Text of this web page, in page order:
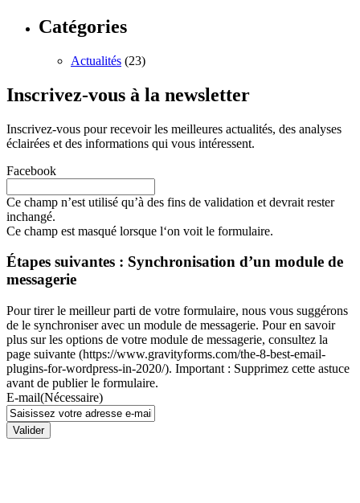
Catégories
Actualités (23)
Inscrivez-vous à la newsletter
Inscrivez-vous pour recevoir les meilleures actualités, des analyses
éclairées et des informations qui vous intéressent.
Facebook
Ce champ n’est utilisé qu’à des fins de validation et devrait rester
inchangé.
Ce champ est masqué lorsque l‘on voit le formulaire.
Étapes suivantes : Synchronisation d’un module de
messagerie
Pour tirer le meilleur parti de votre formulaire, nous vous suggérons
de le synchroniser avec un module de messagerie. Pour en savoir
plus sur les options de votre module de messagerie, consultez la
page suivante (https://www.gravityforms.com/the-8-best-email-
plugins-for-wordpress-in-2020/). Important : Supprimez cette astuce
avant de publier le formulaire.
E-mail(Nécessaire)
Valider